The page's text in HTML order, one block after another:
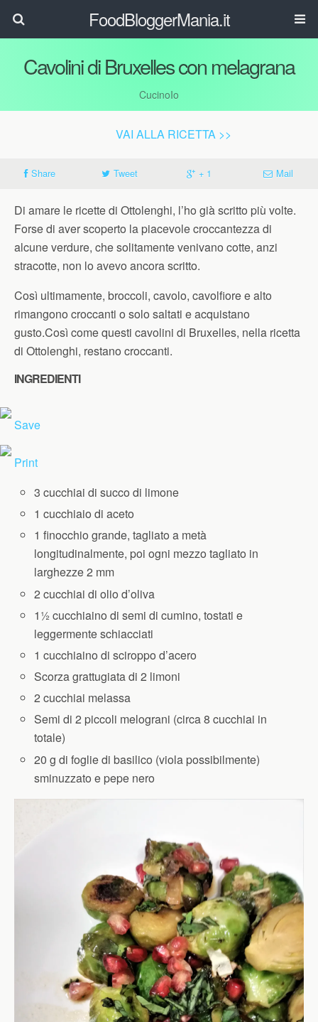
FoodBloggerMania.it
Cavolini di Bruxelles con melagrana
CucinoIo
VAI ALLA RICETTA >>
Share Tweet + 1 Mail
Di amare le ricette di Ottolenghi, l’ho già scritto più volte.
Forse di aver scoperto la piacevole croccantezza di
alcune verdure, che solitamente venivano cotte, anzi
stracotte, non lo avevo ancora scritto.
Così ultimamente, broccoli, cavolo, cavolfiore e alto
rimangono croccanti o solo saltati e acquistano
gusto.Così come questi cavolini di Bruxelles, nella ricetta
di Ottolenghi, restano croccanti.
INGREDIENTI
Save
Print
3 cucchiai di succo di limone
1 cucchiaio di aceto
1 finocchio grande, tagliato a metà
longitudinalmente, poi ogni mezzo tagliato in
larghezze 2 mm
2 cucchiai di olio d’oliva
1½ cucchiaino di semi di cumino, tostati e
leggermente schiacciati
1 cucchiaino di sciroppo d’acero
Scorza grattugiata di 2 limoni
2 cucchiai melassa
Semi di 2 piccoli melograni (circa 8 cucchiai in
totale)
20 g di foglie di basilico (viola possibilmente)
sminuzzato e pepe nero